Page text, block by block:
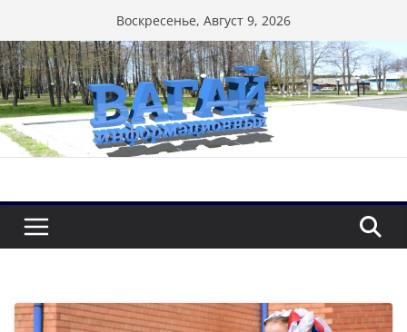
к
содержимому
Воскресенье, Август 9, 2026